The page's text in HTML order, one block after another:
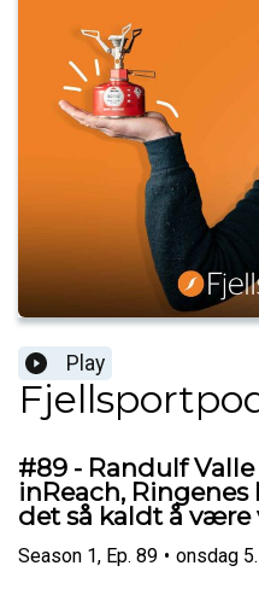
Play
#89 - Randulf
inReach, Ringenes
det så kaldt å være
Season 1, Ep. 89 • onsdag